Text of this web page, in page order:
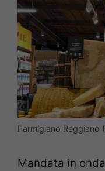
Parmigiano Reggiano
Mandata in